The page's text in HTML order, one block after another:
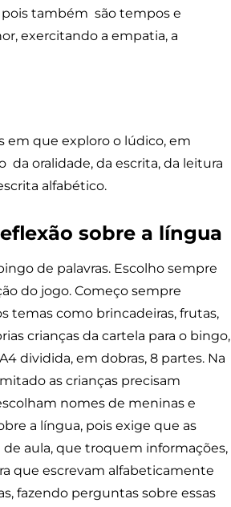
também são tempos e
exercitando a empatia, a
em que exploro o lúdico, em
oralidade, da escrita, da leitura
alfabético.
sobre a língua
de palavras. Escolho sempre
do jogo. Começo sempre
temas como brincadeiras, frutas,
crianças da cartela para o bingo,
dividida, em dobras, 8 partes. Na
as crianças precisam
nomes de meninas e
a língua, pois exige que as
aula, que troquem informações,
que escrevam alfabeticamente
fazendo perguntas sobre essas